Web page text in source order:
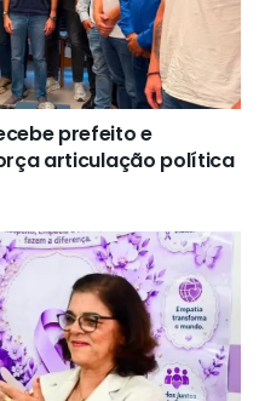
prefeito e
articulação política